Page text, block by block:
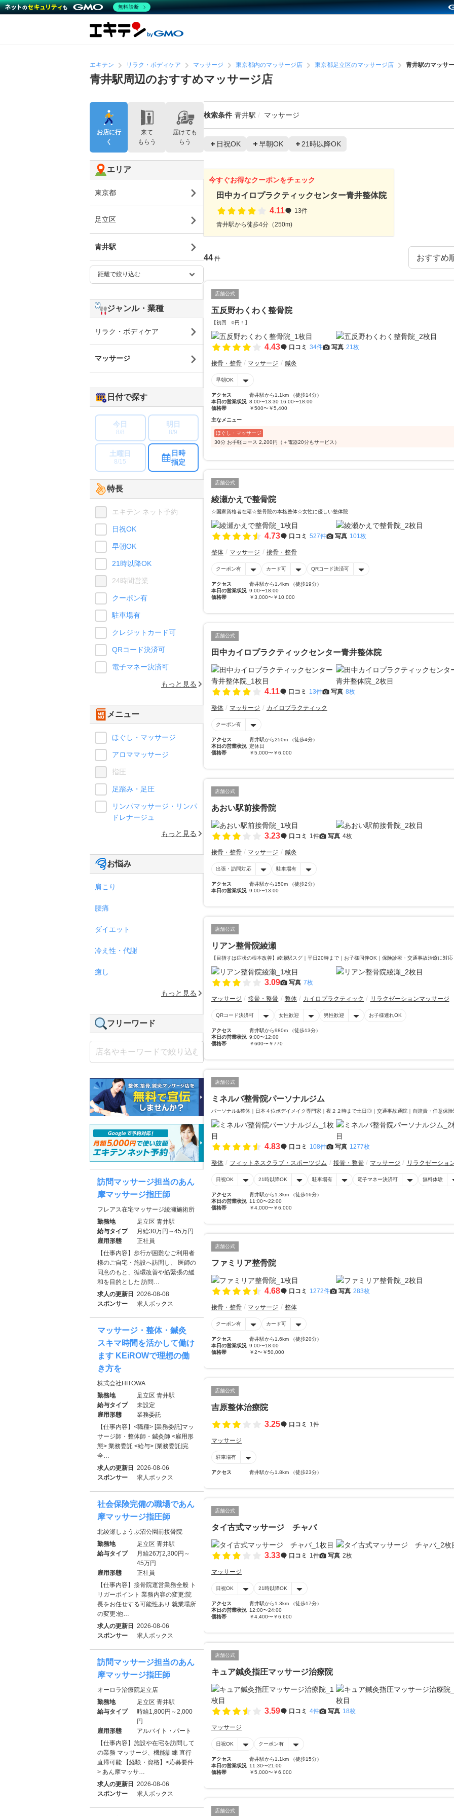
エキテン リラク・ボディケア マッサージ 東京都内のマッサージ店 東京都足立区のマッサージ店 青井駅のマッサ
青井駅周辺のおすすめマッサージ店
検索条件 青井駅 マッサージ
日祝OK 早朝OK 21時以降OK
今すぐお得なクーポンをチェック
田中カイロプラクティックセンター青井整体院
4.11
13件
青井駅から徒歩4分（250m)
44 件
店舗公式
五反野わくわく整骨院
【初回 0円！】
4.43 口コミ 34件 写真 21枚
接骨・整骨 マッサージ 鍼灸
早朝OK
アクセス
青井駅から1.1km （徒歩14分）
本日の営業状況 8:00〜13:30 16:00〜18:00
価格帯
￥500〜￥5,400
主なメニュー
ほぐし・マッサージ
30分 お手軽コース 2,200円（＋電器20分もサービス）
店舗公式
綾瀬かえで整骨院
☆国家資格者在籍☆整骨院の本格整体☆女性に優しい整体院
4.73 口コミ 527件 写真 101枚
整体 マッサージ 接骨・整骨
クーポン有 カード可 QRコード決済可
アクセス
青井駅から1.4km （徒歩19分）
本日の営業状況 9:00〜18:00
価格帯
￥3,000〜￥10,000
店舗公式
田中カイロプラクティックセンター青井整体院
4.11 口コミ 13件 写真 8枚
整体 マッサージ カイロプラクティック
クーポン有
アクセス
青井駅から250m （徒歩4分）
本日の営業状況 定休日
価格帯
￥5,000〜￥6,000
店舗公式
あおい駅前接骨院
3.23 口コミ 1件 写真 4枚
接骨・整骨 マッサージ 鍼灸
出張・訪問対応 駐車場有
アクセス
青井駅から150m （徒歩2分）
本日の営業状況 9:00〜13:00
店舗公式
リアン整骨院綾瀬
【目指すは症状の根本改善】綾瀬駅スグ｜平日20時まで｜お子様同伴OK｜保険診療・交通事故治療に対応
3.09 写真 7枚
マッサージ 接骨・整骨 整体 カイロプラクティック リラクゼーションマッサージ
QRコード決済可 女性歓迎 男性歓迎 お子様連れOK
アクセス
青井駅から980m （徒歩13分）
本日の営業状況 9:00〜12:00
価格帯
￥600〜￥770
店舗公式
ミネルバ整骨院パーソナルジム
パーソナル&整体｜日本４位ボデイメイク専門家｜夜２２時まで土日◎｜交通事故通院｜自賠責・任意保険
4.83 口コミ 108件 写真 1277枚
整体 フィットネスクラブ・スポーツジム 接骨・整骨 マッサージ リラクゼーショ
日祝OK 21時以降OK 駐車場有 電子マネー決済可 無料体験
アクセス
青井駅から1.3km （徒歩16分）
本日の営業状況 11:00〜22:00
価格帯
￥4,000〜￥6,000
店舗公式
ファミリア整骨院
4.68 口コミ 1272件 写真 283枚
接骨・整骨 マッサージ 整体
クーポン有 カード可
アクセス
青井駅から1.6km （徒歩20分）
本日の営業状況 9:00〜18:00
価格帯
￥2〜￥50,000
店舗公式
吉原整体治療院
3.25
口コミ 1件
マッサージ
駐車場有
アクセス 青井駅から1.8km （徒歩23分）
店舗公式
タイ古式マッサージ チャバ
3.33 口コミ 1件 写真 2枚
マッサージ
日祝OK 21時以降OK
アクセス
青井駅から1.3km （徒歩17分）
本日の営業状況 12:00〜24:00
価格帯
￥4,400〜￥6,600
店舗公式
キュア鍼灸指圧マッサージ治療院
3.59 口コミ 4件 写真 18枚
マッサージ
日祝OK クーポン有
アクセス
青井駅から1.1km （徒歩15分）
本日の営業状況 11:30〜21:00
価格帯
￥5,000〜￥6,000
店舗公式
お店に行
く
来て
もらう
届けても
らう
エリア
東京都
足立区
青井駅
ジャンル・業種
リラク・ボディケア
マッサージ
日付で探す
今日
8/8
明日
8/9
土曜日
8/15
日時
指定
特長
エキテン ネット予約
日祝OK
早朝OK
21時以降OK
24時間営業
クーポン有
駐車場有
クレジットカード可
QRコード決済可
電子マネー決済可
もっと見る
メニュー
ほぐし・マッサージ
アロママッサージ
指圧
足踏み・足圧
リンパマッサージ・リンパ
ドレナージュ
もっと見る
お悩み
肩こり
腰痛
ダイエット
冷え性・代謝
癒し
もっと見る
フリーワード
訪問マッサージ担当のあん
摩マッサージ指圧師
フレアス在宅マッサージ綾瀬施術所
勤務地
足立区 青井駅
給与タイプ
月給30万円～45万円
雇用形態
正社員
【仕事内容】歩行が困難なご利用者
様のご自宅・施設へ訪問し、 医師の
同意のもと、循環改善や筋緊張の緩
和を目的とした 訪問…
求人の更新日 2026-08-08
スポンサー
求人ボックス
マッサージ・整体・鍼灸
スキマ時間を活かして働け
ます KEiROWで理想の働
き方を
株式会社HITOWA
勤務地
足立区 青井駅
給与タイプ
未設定
雇用形態
業務委託
【仕事内容】<職種> [業務委託]マッ
サージ師・整体師・鍼灸師 <雇用形
態> 業務委託 <給与> [業務委託]完
全…
求人の更新日 2026-08-06
スポンサー
求人ボックス
社会保険完備の職場であん
摩マッサージ指圧師
北綾瀬しょうぶ沼公園前接骨院
勤務地
足立区 青井駅
給与タイプ
月給26万2,300円～
45万円
雇用形態
正社員
【仕事内容】接骨院運営業務全般 ト
リガーポイント 業務内容の変更:院
長をお任せする可能性あり 就業場所
の変更:他…
求人の更新日 2026-08-06
スポンサー
求人ボックス
訪問マッサージ担当のあん
摩マッサージ指圧師
オーロラ治療院足立店
勤務地
足立区 青井駅
給与タイプ
時給1,800円～2,000
円
雇用形態
アルバイト・パート
【仕事内容】施設や在宅を訪問して
の業務 マッサージ、機能訓練 直行
直帰可能 【経験・資格】<応募要件
> あん摩マッサ…
求人の更新日 2026-08-06
スポンサー
求人ボックス
無料診断